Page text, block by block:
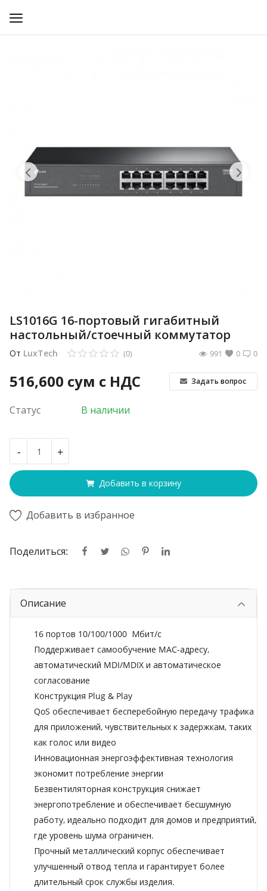
Прочее
Избранное
LS1016G 16-портовый гигабитный
настольный/стоечный коммутатор
От LuxTech 0
(0) 0
991
516,600 сум с НДС Задать вопрос
Статус В наличии
- +
Добавить в корзину
Добавить в избранное
Поделиться:
Описание
16 портов 10/100/1000 Мбит/с
Поддерживает самообучение MAC-адресу,
автоматический MDI/MDIX и автоматическое
согласование
Конструкция Plug & Play
QoS обеспечивает бесперебойную передачу трафика
для приложений, чувствительных к задержкам, таких
как голос или видео
Инновационная энергоэффективная технология
экономит потребление энергии
Безвентиляторная конструкция снижает
энергопотребление и обеспечивает бесшумную
работу, идеально подходит для домов и предприятий,
где уровень шума ограничен.
Прочный металлический корпус обеспечивает
улучшенный отвод тепла и гарантирует более
длительный срок службы изделия.